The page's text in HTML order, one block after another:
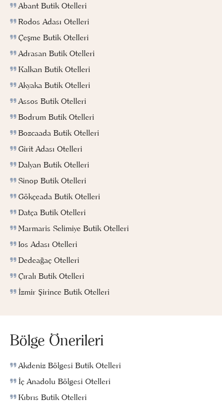
Abant Butik Otelleri
Rodos Adası Otelleri
Çeşme Butik Otelleri
Adrasan Butik Otelleri
Kalkan Butik Otelleri
Akyaka Butik Otelleri
Assos Butik Otelleri
Bodrum Butik Otelleri
Bozcaada Butik Otelleri
Girit Adası Otelleri
Dalyan Butik Otelleri
Sinop Butik Otelleri
Gökçeada Butik Otelleri
Datça Butik Otelleri
Marmaris Selimiye Butik Otelleri
Ios Adası Otelleri
Dedeağaç Otelleri
Çıralı Butik Otelleri
İzmir Şirince Butik Otelleri
Bölge Önerileri
Akdeniz Bölgesi Butik Otelleri
İç Anadolu Bölgesi Otelleri
Kıbrıs Butik Otelleri